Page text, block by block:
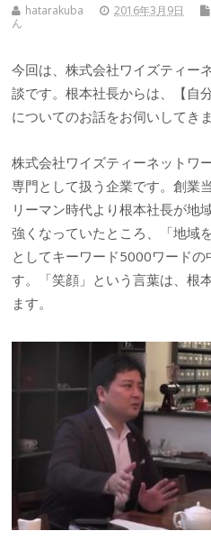
hatarakuba 2016年3月9日
ん
今回は、株式会社ワイズティー
談です。根本社長からは、【自
についてのお話をお伺いしてきま
株式会社ワイズティーネットワ
専門として扱う企業です。創業
リーマン時代より根本社長が地
強くなっていたところ、「地域
としてキーワード5000ワード
す。「笑顔」という言葉は、根
ます。